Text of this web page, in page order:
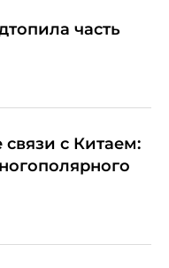
часть
с Китаем: